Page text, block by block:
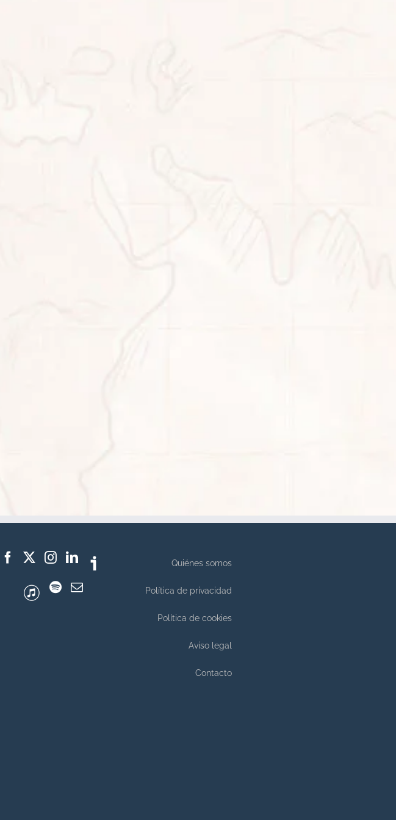
Quiénes somos
Política de privacidad
Política de cookies
Aviso legal
Contacto